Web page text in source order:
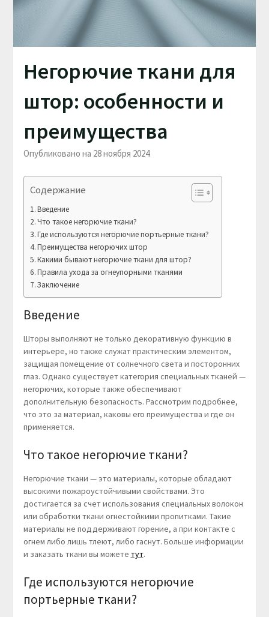
Негорючие ткани для
штор: особенности и
преимущества
Опубликовано на 28 ноября 2024
Содержание
Введение
Что такое негорючие ткани?
Где используются негорючие портьерные ткани?
Преимущества негорючих штор
Какими бывают негорючие ткани для штор?
Правила ухода за огнеупорными тканями
Заключение
Введение
Шторы выполняют не только декоративную функцию в
интерьере, но также служат практическим элементом,
защищая помещение от солнечного света и посторонних
глаз. Однако существует категория специальных тканей —
негорючих, которые также обеспечивают
дополнительную безопасность. Рассмотрим подробнее,
что это за материал, каковы его преимущества и где он
применяется.
Что такое негорючие ткани?
Негорючие ткани — это материалы, которые обладают
высокими пожароустойчивыми свойствами. Это
достигается за счет использования специальных волокон
или обработки ткани огнестойкими пропитками. Такие
материалы не поддерживают горение, а при контакте с
огнем либо лишь тлеют, либо гаснут. Больше информации
и заказать ткани вы можете тут.
Где используются негорючие
портьерные ткани?